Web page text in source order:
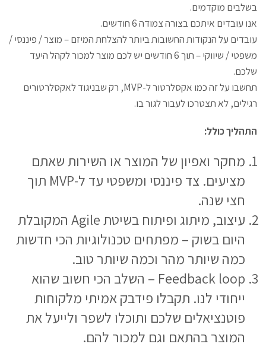
בשלבים מוקדמים.
אנו עובדים איתכם בצורה צמודה 6 חודשים.
עובדים על הנקודות החשובות ביותר להצלחת המיזם – מוצר / פיננסי /
משפטי / שיווקי – תוך 6 חודשים יש לכם מוצר למכור לקהל היעד
שלכם.
תחשבו על זה כמו אקסלרטור ל-MVP, רק שבניגוד לאקסלרטורים
רגילים, לא תצטרכו לעבור לגור בו.
התהליך כולל:
מחקר ואפיון של המוצר או השירות שאתם
מציעים. צד פיננסי
ומשפטי עד ל-MVP תוך
חצי שנה.
עיצוב, מיתוג ופיתוח בשיטת Agile המקובלת
היום בשוק – מפתחים טכנולוגיות הכי חדשות
כמה שיותר מהר וכמה שיותר טוב.
Feedback loop – השלב הכי חשוב שהוא
ייחודי לנו. תקבלו פידבק אמיתי מלקוחות
פוטנציאלים שלכם ותוכלו לשפר ולייעל את
המוצר בהתאם וגם למכור להם.